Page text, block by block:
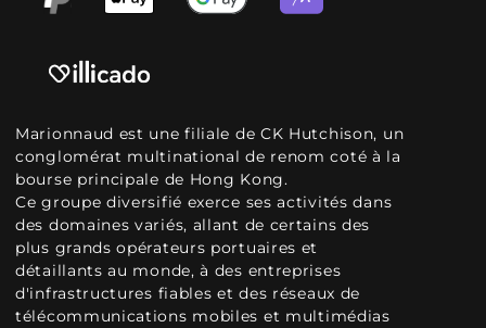
Marionnaud est une filiale de CK Hutchison, un
conglomérat multinational de renom coté à la
bourse principale de Hong Kong.
Ce groupe diversifié exerce ses activités dans
des domaines variés, allant de certains des
plus grands opérateurs portuaires et
détaillants au monde, à des entreprises
d'infrastructures fiables et des réseaux de
télécommunications mobiles et multimédias